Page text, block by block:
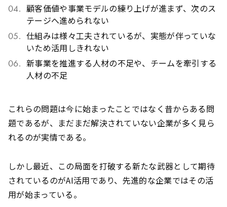
顧客価値や事業モデルの練り上げが進まず、次のス
テージへ進められない
仕組みは様々工夫されているが、実態が伴っていな
いため活用しきれない
新事業を推進する人材の不足や、チームを牽引する
人材の不足
これらの問題は今に始まったことではなく昔からある問
題であるが、まだまだ解決されていない企業が多く見ら
れるのが実情である。
しかし最近、この局面を打破する新たな武器として期待
されているのがAI活用であり、先進的な企業ではその活
用が始まっている。